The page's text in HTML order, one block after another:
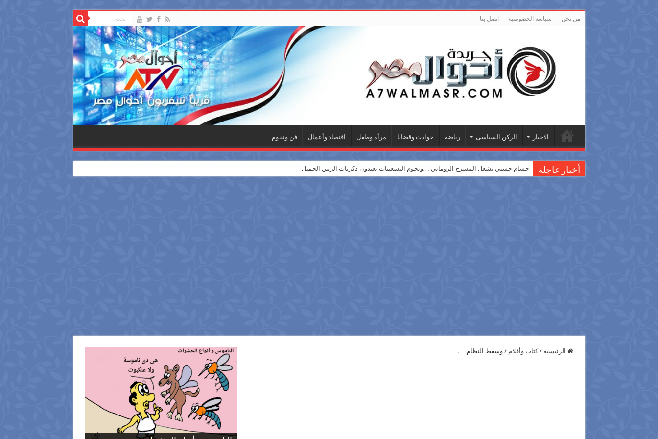
من نحن سياسة الخصوصية اتصل بنا
الاخبار الركن السياسى رياضة حوادث وقضايا مرأة وطفل اقتصاد وأعمال فن ونجوم
أخبار عاجلة حسام حسني يشعل المسرح الروماني …ونجوم التسعينات يعيدون ذكريات الزمن الجميل
الرئيسية / كتاب وأقلام / وسقط النظام ….